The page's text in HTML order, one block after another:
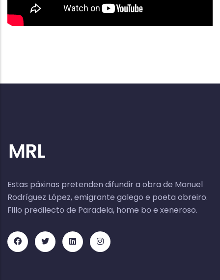
Estas páxinas pretenden difundir a obra de Manuel
Rodríguez López, emigrante galego e poeta obreiro.
Fillo predilecto de Paradela, home bo e xeneroso.